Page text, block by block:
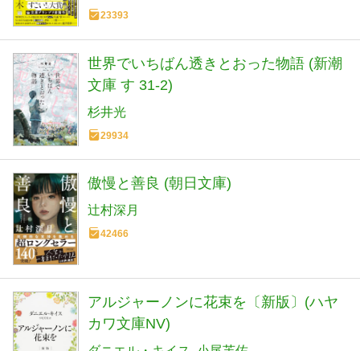
23393
世界でいちばん透きとおった物語 (新潮
文庫 す 31-2)
杉井光
29934
傲慢と善良 (朝日文庫)
辻村深月
42466
アルジャーノンに花束を〔新版〕(ハヤ
カワ文庫NV)